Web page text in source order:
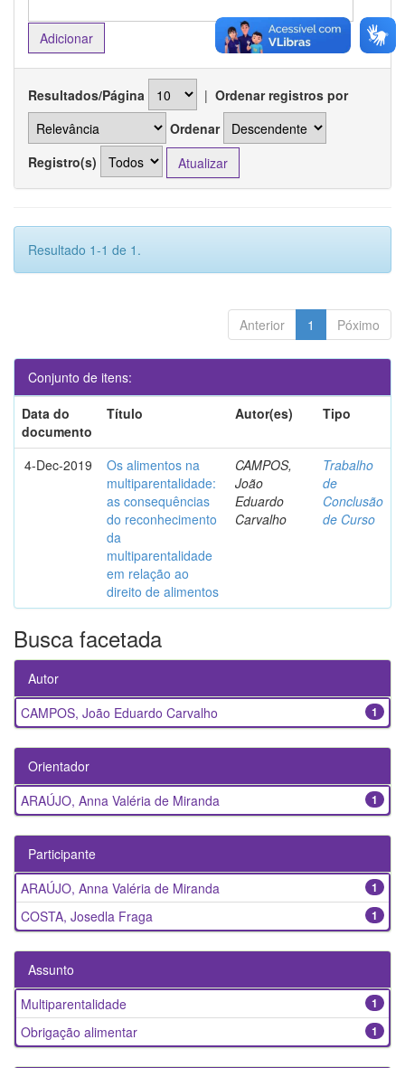
Resultados/Página | Ordenar registros por
Ordenar
Registro(s)
Resultado 1-1 de 1.
Anterior 1 Póximo
Conjunto de itens:
Data do
documento
Título Autor(es) Tipo
4-Dec-2019
Os alimentos na
multiparentalidade:
as consequências
do reconhecimento
da
multiparentalidade
em relação ao
direito de alimentos
CAMPOS,
João
Eduardo
Carvalho
Trabalho
de
Conclusão
de Curso
Busca facetada
Autor
1
CAMPOS, João Eduardo Carvalho
Orientador
1
ARAÚJO, Anna Valéria de Miranda
Participante
1
ARAÚJO, Anna Valéria de Miranda
1
COSTA, Josedla Fraga
Assunto
1
Multiparentalidade
1
Obrigação alimentar